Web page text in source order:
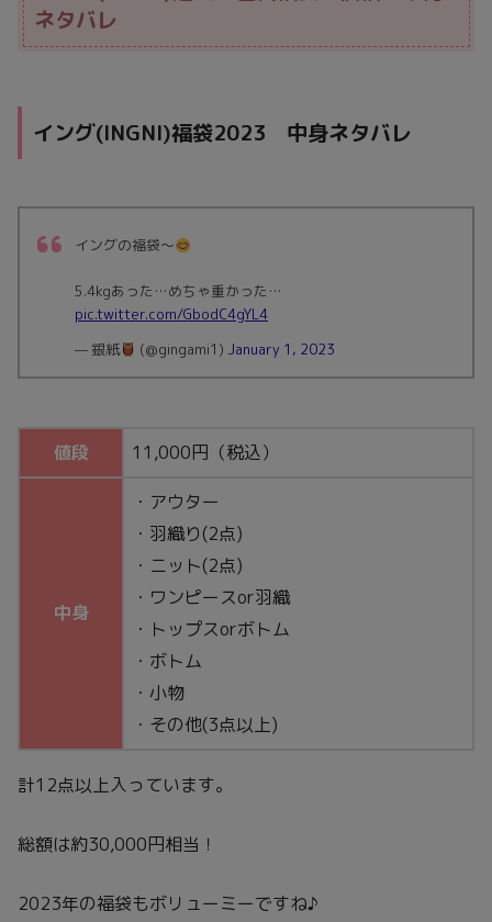
ネタバレ
イング(INGNI)福袋2023 中身ネタバレ
イングの福袋〜
5.4kgあった…めちゃ重かった…
pic.twitter.com/GbodC4gYL4
— 銀紙
(@gingami1) January 1, 2023
値段 11,000円（税込）
中身
・アウター
・羽織り(2点)
・ニット(2点)
・ワンピースor羽織
・トップスorボトム
・ボトム
・小物
・その他(3点以上)
計12点以上入っています。
総額は約30,000円相当！
2023年の福袋もボリューミーですね♪